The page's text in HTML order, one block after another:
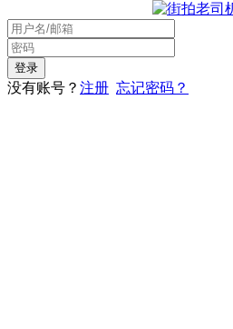
没有账号？ 注册 忘记密码？